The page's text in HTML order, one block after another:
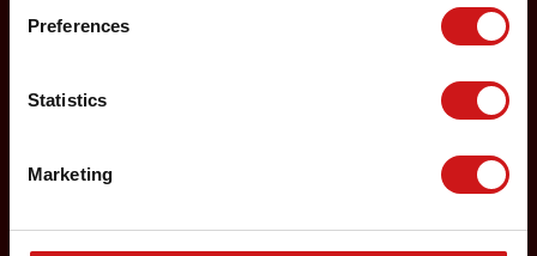
Preferences
Statistics
Marketing
Pendlerbilletter
Seniorbilletter
Rejseinfo